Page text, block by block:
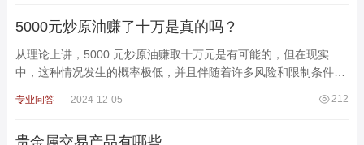
5000元炒原油赚了十万是真的吗？
从理论上讲，5000 元炒原油赚取十万元是有可能的，但在现实
中，这种情况发生的概率极低，并且伴随着许多风险和限制条件。
212
专业问答 2024-12-05
贵金属交易产品有哪些